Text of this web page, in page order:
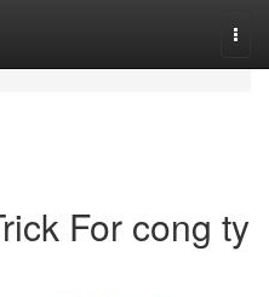
For cong ty